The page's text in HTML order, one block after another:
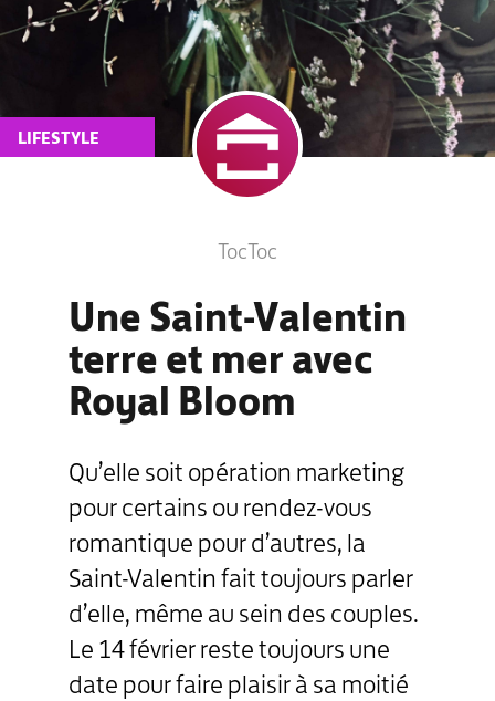
LIFESTYLE
TocToc
Une Saint-Valentin
terre et mer avec
Royal Bloom
Qu’elle soit opération marketing
pour certains ou rendez-vous
romantique pour d’autres, la
Saint-Valentin fait toujours parler
d’elle, même au sein des couples.
Le 14 février reste toujours une
date pour faire plaisir à sa moitié